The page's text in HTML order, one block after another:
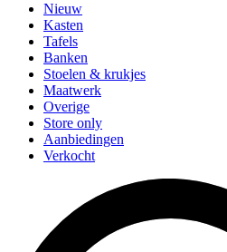
Nieuw
Kasten
Tafels
Banken
Stoelen & krukjes
Maatwerk
Overige
Store only
Aanbiedingen
Verkocht